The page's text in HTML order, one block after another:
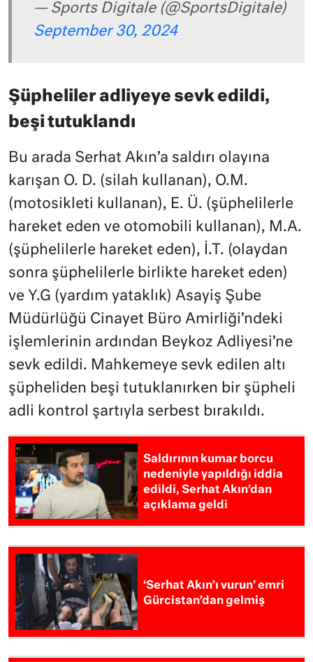
— Sports Digitale (@SportsDigitale)
September 30, 2024
Şüpheliler adliyeye sevk edildi,
beşi tutuklandı
Bu arada Serhat Akın’a saldırı olayına
karışan O. D. (silah kullanan), O.M.
(motosikleti kullanan), E. Ü. (şüphelilerle
hareket eden ve otomobili kullanan), M.A.
(şüphelilerle hareket eden), İ.T. (olaydan
sonra şüphelilerle birlikte hareket eden)
ve Y.G (yardım yataklık) Asayiş Şube
Müdürlüğü Cinayet Büro Amirliği’ndeki
işlemlerinin ardından Beykoz Adliyesi’ne
sevk edildi. Mahkemeye sevk edilen altı
şüpheliden beşi tutuklanırken bir şüpheli
adli kontrol şartıyla serbest bırakıldı.
Saldırının kumar borcu
nedeniyle yapıldığı iddia
edildi, Serhat Akın’dan
açıklama geldi
‘Serhat Akın’ı vurun’ emri
Gürcistan’dan gelmiş